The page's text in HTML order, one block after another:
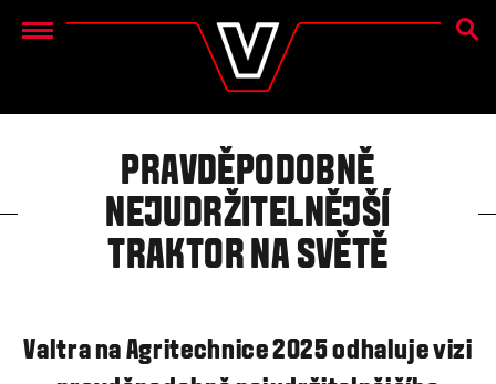
Menu
PRAVDĚPODOBNĚ
NEJUDRŽITELNĚJŠÍ
TRAKTOR NA SVĚTĚ
Valtra na Agritechnice 2025 odhaluje vizi